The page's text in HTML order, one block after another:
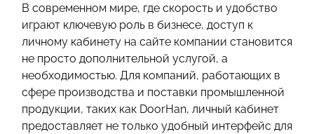
АКЦИИ
СТАТЬИ
СТОИМОСТЬ
О КОМПАНИИ
В современном мире, где скорость и удобство
играют ключевую роль в бизнесе, доступ к
личному кабинету на сайте компании становится
не просто дополнительной услугой, а
необходимостью. Для компаний, работающих в
сфере производства и поставки промышленной
продукции, таких как DoorHan, личный кабинет
предоставляет не только удобный интерфейс для